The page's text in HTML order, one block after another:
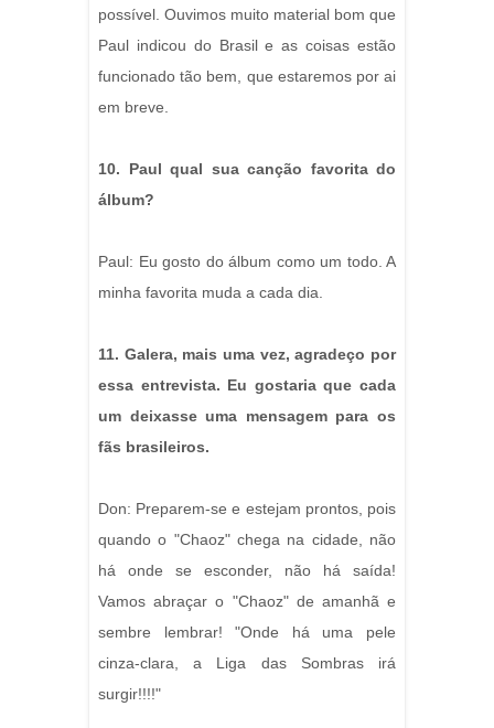
possível. Ouvimos muito material bom que
Paul indicou do Brasil e as coisas estão
funcionado tão bem, que estaremos por ai
em breve.
10. Paul qual sua canção favorita do
álbum?
Paul: Eu gosto do álbum como um todo. A
minha favorita muda a cada dia.
11. Galera, mais uma vez, agradeço por
essa entrevista. Eu gostaria que cada
um deixasse uma mensagem para os
fãs brasileiros.
Don: Preparem-se e estejam prontos, pois
quando o "Chaoz" chega na cidade, não
há onde se esconder, não há saída!
Vamos abraçar o "Chaoz" de amanhã e
sembre lembrar! "Onde há uma pele
cinza-clara, a Liga das Sombras irá
surgir!!!!"